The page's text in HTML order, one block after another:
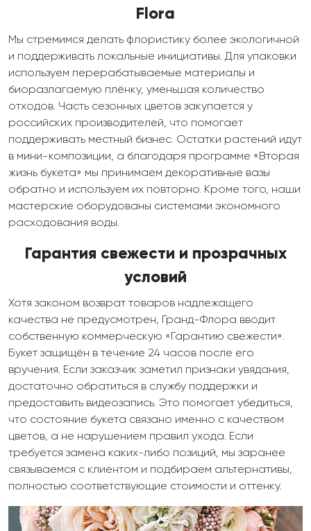
Flora
Мы стремимся делать флористику более экологичной
и поддерживать локальные инициативы. Для упаковки
используем перерабатываемые материалы и
биоразлагаемую плёнку, уменьшая количество
отходов. Часть сезонных цветов закупается у
российских производителей, что помогает
поддерживать местный бизнес. Остатки растений идут
в мини-композиции, а благодаря программе «Вторая
жизнь букета» мы принимаем декоративные вазы
обратно и используем их повторно. Кроме того, наши
мастерские оборудованы системами экономного
расходования воды.
Гарантия свежести и прозрачных
условий
Хотя законом возврат товаров надлежащего
качества не предусмотрен, Гранд-Флора вводит
собственную коммерческую «Гарантию свежести».
Букет защищён в течение 24 часов после его
вручения. Если заказчик заметил признаки увядания,
достаточно обратиться в службу поддержки и
предоставить видеозапись. Это помогает убедиться,
что состояние букета связано именно с качеством
цветов, а не нарушением правил ухода. Если
требуется замена каких-либо позиций, мы заранее
связываемся с клиентом и подбираем альтернативы,
полностью соответствующие стоимости и оттенку.